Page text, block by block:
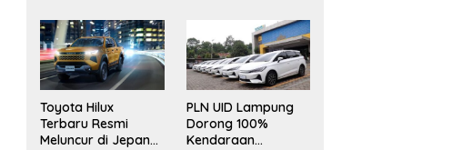
Toyota Hilux
Terbaru Resmi
Meluncur di Jepang,
PLN UID Lampung
Dorong 100%
Kendaraan